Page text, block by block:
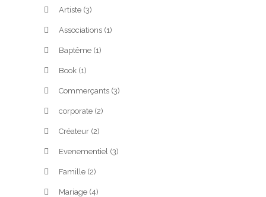
Artiste (3)
Associations (1)
Baptême (1)
Book (1)
Commerçants (3)
corporate (2)
Créateur (2)
Evenementiel (3)
Famille (2)
Mariage (4)